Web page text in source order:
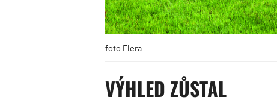
foto Flera
VÝHLED ZŮSTAL